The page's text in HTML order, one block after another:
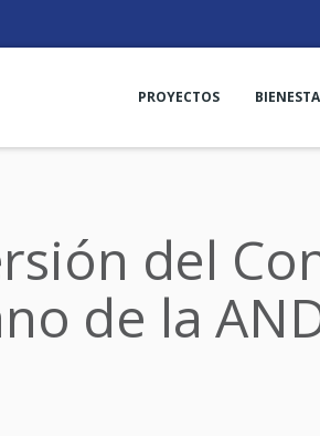
PROYECTOS
del
de la